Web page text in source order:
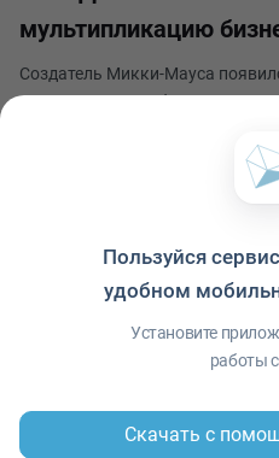
мультипликацию
Создатель Микки-Мауса
в Чикаго в семье бедных
Уолта увлекало рисование,
бумагу не было, поэтому
Юлия Александровна
Опубликовано 23 ноября
Политика конфиденциальности
© ООО
Пользуйся
удобном
Установите
работы
Скачать с